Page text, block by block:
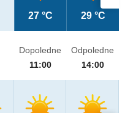
27 °C 29 °C
Dopoledne
11:00
Odpoledne
14:00